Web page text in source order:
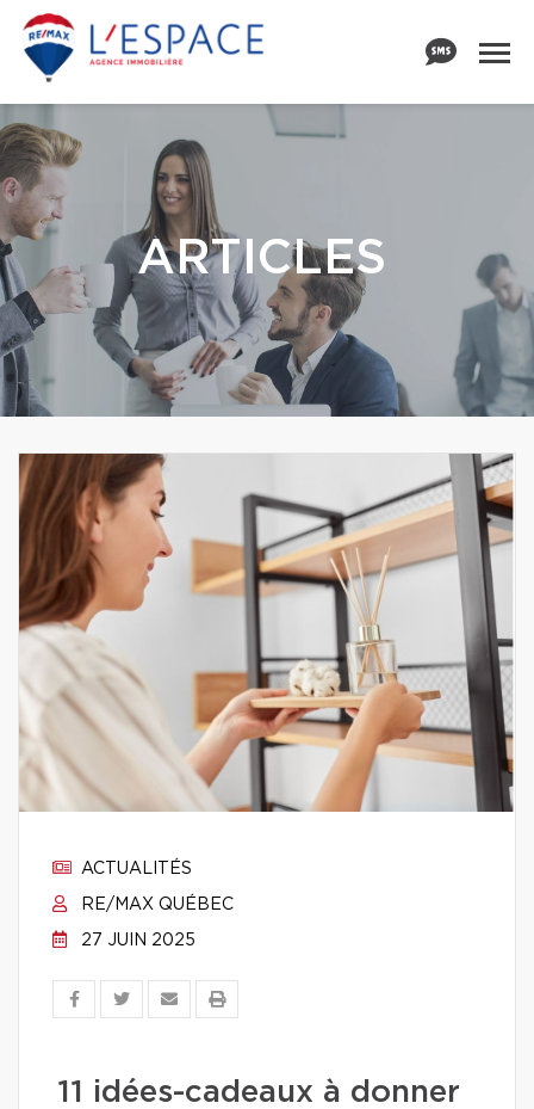
ARTICLES
ACTUALITÉS
RE/MAX QUÉBEC
27 JUIN 2025
11 idées-cadeaux à donner